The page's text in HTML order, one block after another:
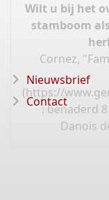
Wilt u bij het
stamboom
Cornez,
(https://
: benaderd
Danois
Nieuwsbrief
Contact